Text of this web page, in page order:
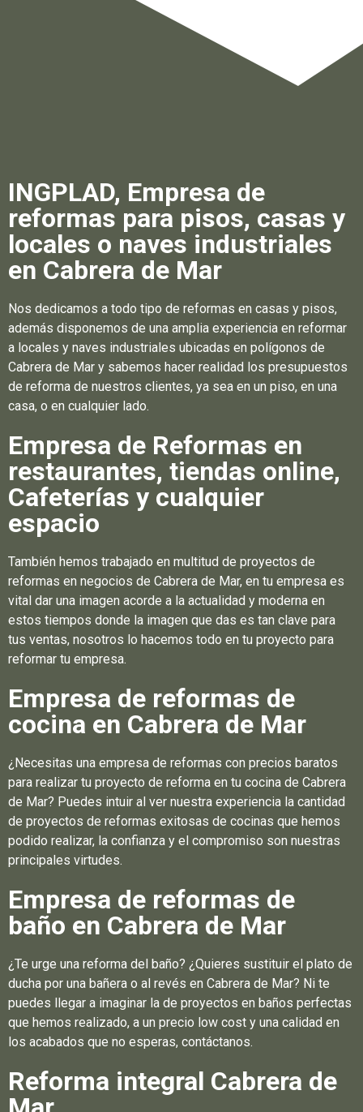
INGPLAD, Empresa de
reformas para pisos, casas y
locales o naves industriales
en Cabrera de Mar
Nos dedicamos a todo tipo de reformas en casas y pisos,
además disponemos de una amplia experiencia en reformar
a locales y naves industriales ubicadas en polígonos de
Cabrera de Mar y sabemos hacer realidad los presupuestos
de reforma de nuestros clientes, ya sea en un piso, en una
casa, o en cualquier lado.
Empresa de Reformas en
restaurantes, tiendas online,
Cafeterías y cualquier
espacio
También hemos trabajado en multitud de proyectos de
reformas en negocios de Cabrera de Mar, en tu empresa es
vital dar una imagen acorde a la actualidad y moderna en
estos tiempos donde la imagen que das es tan clave para
tus ventas, nosotros lo hacemos todo en tu proyecto para
reformar tu empresa.
Empresa de reformas de
cocina en Cabrera de Mar
¿Necesitas una empresa de reformas con precios baratos
para realizar tu proyecto de reforma en tu cocina de Cabrera
de Mar? Puedes intuir al ver nuestra experiencia la cantidad
de proyectos de reformas exitosas de cocinas que hemos
podido realizar, la confianza y el compromiso son nuestras
principales virtudes.
Empresa de reformas de
baño en Cabrera de Mar
¿Te urge una reforma del baño? ¿Quieres sustituir el plato de
ducha por una bañera o al revés en Cabrera de Mar? Ni te
puedes llegar a imaginar la de proyectos en baños perfectas
que hemos realizado, a un precio low cost y una calidad en
los acabados que no esperas, contáctanos.
Reforma integral Cabrera de